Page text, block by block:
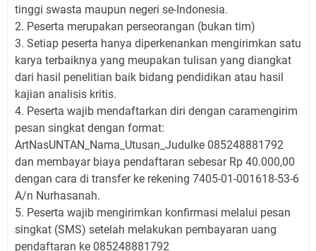
tinggi swasta maupun negeri se-Indonesia.
2. Peserta merupakan perseorangan (bukan tim)
3. Setiap peserta hanya diperkenankan mengirimkan satu
karya terbaiknya yang meupakan tulisan yang diangkat
dari hasil penelitian baik bidang pendidikan atau hasil
kajian analisis kritis.
4. Peserta wajib mendaftarkan diri dengan caramengirim
pesan singkat dengan format:
ArtNasUNTAN_Nama_Utusan_Judulke 085248881792
dan membayar biaya pendaftaran sebesar Rp 40.000,00
dengan cara di transfer ke rekening 7405-01-001618-53-6
A/n Nurhasanah.
5. Peserta wajib mengirimkan konfirmasi melalui pesan
singkat (SMS) setelah melakukan pembayaran uang
pendaftaran ke 085248881792